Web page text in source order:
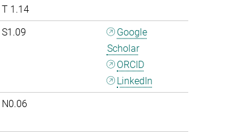
T 1.14
S1.09
Google
Scholar
ORCID
LinkedIn
N0.06